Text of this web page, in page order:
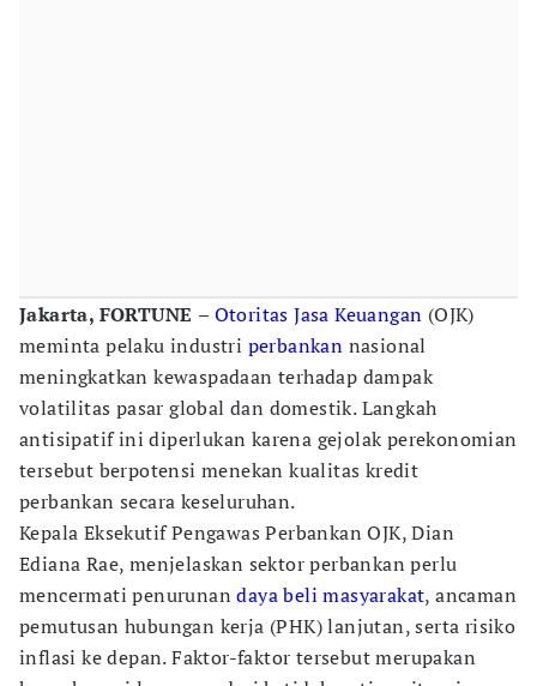
Jakarta, FORTUNE – Otoritas Jasa Keuangan (OJK)
meminta pelaku industri perbankan nasional
meningkatkan kewaspadaan terhadap dampak
volatilitas pasar global dan domestik. Langkah
antisipatif ini diperlukan karena gejolak perekonomian
tersebut berpotensi menekan kualitas kredit
perbankan secara keseluruhan.
Kepala Eksekutif Pengawas Perbankan OJK, Dian
Ediana Rae, menjelaskan sektor perbankan perlu
mencermati penurunandaya beli masyarakat, ancaman
pemutusan hubungan kerja (PHK) lanjutan, serta risiko
inflasi ke depan. Faktor-faktor tersebut merupakan